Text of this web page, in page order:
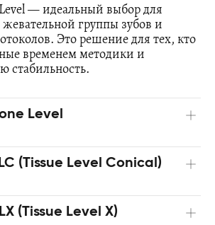
— идеальный выбор для
группы зубов и
Это решение для тех, кто
временем методики и
стабильность.
Level
(Tissue Level Conical)
(Tissue Level X)